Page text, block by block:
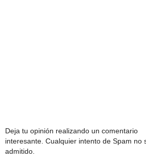
Deja tu opinión realizando un comentario
interesante. Cualquier intento de Spam no
admitido.